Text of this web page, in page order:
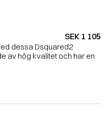
SEK 1 105
dessa Dsquared2
av hög kvalitet och har en